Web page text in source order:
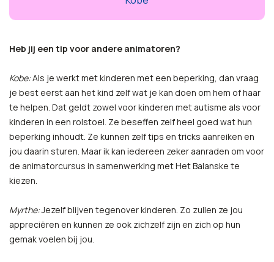
Heb jij een tip voor andere animatoren?
Kobe:Als je werkt met kinderen met een beperking, dan vraag
je best eerst aan het kind zelf wat je kan doen om hem of haar
te helpen. Dat geldt zowel voor kinderen met autisme als voor
kinderen in een rolstoel. Ze beseffen zelf heel goed wat hun
beperking inhoudt. Ze kunnen zelf tips en tricks aanreiken en
jou daarin sturen. Maar ik kan iedereen zeker aanraden om voor
de animatorcursus in samenwerking met Het Balanske te
kiezen.
Myrthe:Jezelf blijven tegenover kinderen. Zo zullen ze jou
appreciëren en kunnen ze ook zichzelf zijn en zich op hun
gemak voelen bij jou.